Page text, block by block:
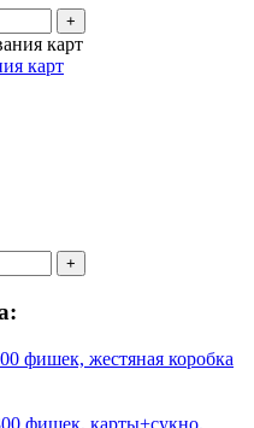
+
карт
+
фишек, жестяная коробка
фишек, карты+сукно,